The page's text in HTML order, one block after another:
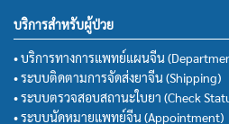
บริการสำหรับผู้ป่วย
• บริการทางการแพทย์แผนจีน
• ระบบติดตามการจัดส่งยาจีน (Shipping)
• ระบบตรวจสอบสถานะใบยา (Check
• ระบบนัดหมายแพทย์จีน (Appointment)